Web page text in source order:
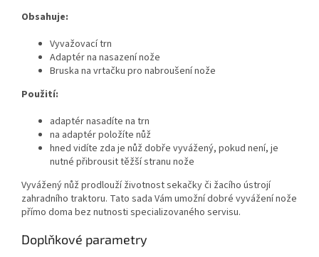
Obsahuje:
Vyvažovací trn
Adaptér na nasazení nože
Bruska na vrtačku pro nabroušení nože
Použití:
adaptér nasadíte na trn
na adaptér položíte nůž
hned vidíte zda je nůž dobře vyvážený, pokud není, je
nutné přibrousit těžší stranu nože
Vyvážený nůž prodlouží životnost sekačky či žacího ústrojí
zahradního traktoru. Tato sada Vám umožní dobré vyvážení nože
přímo doma bez nutnosti specializovaného servisu.
Doplňkové parametry